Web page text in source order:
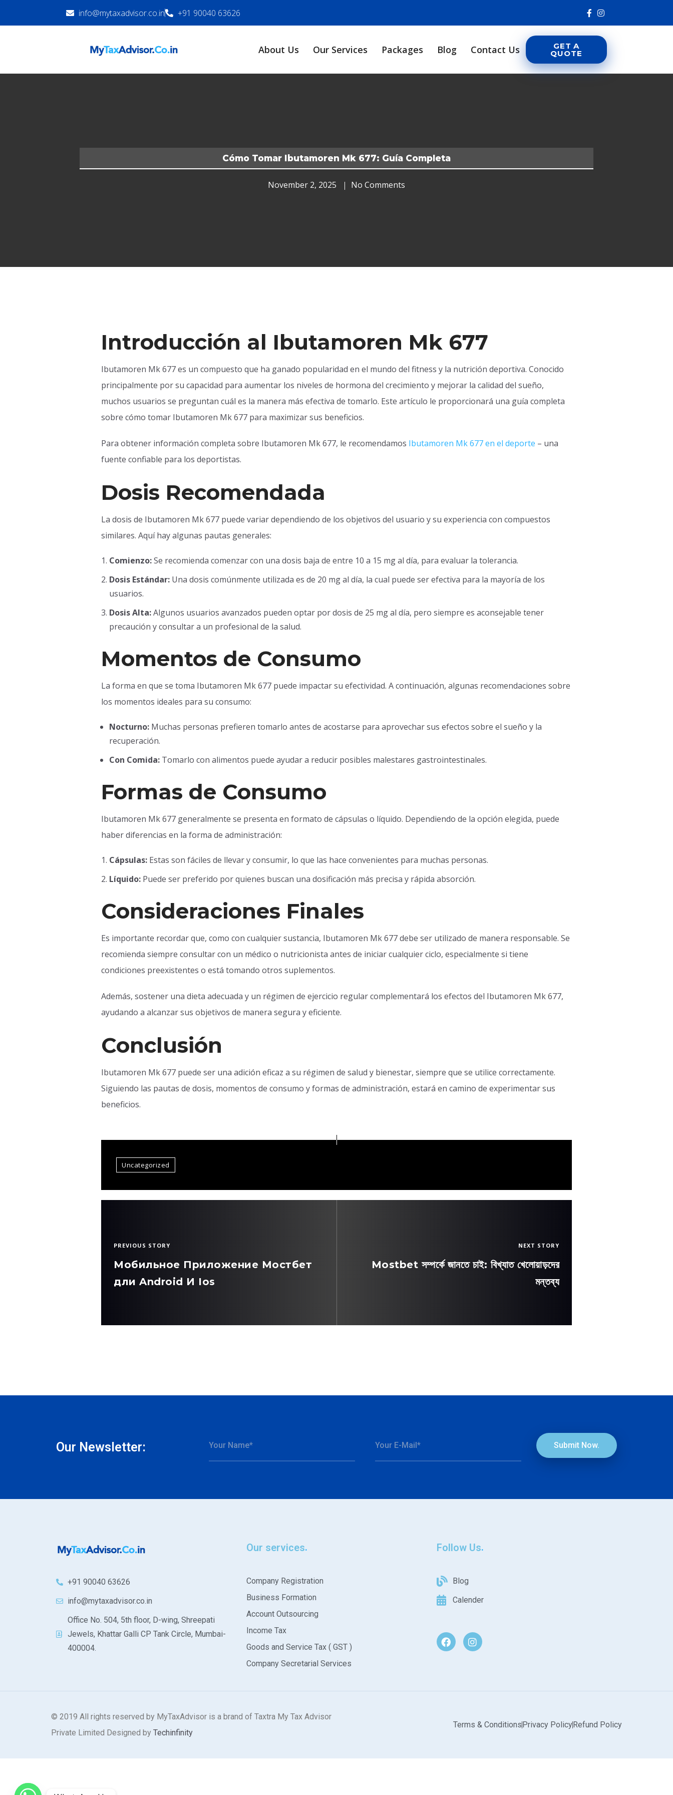
info@mytaxadvisor.co.in +91 90040 63626
About Us Our Services Packages Blog Contact Us GET A
QUOTE
Cómo Tomar Ibutamoren Mk 677: Guía Completa
No Comments
Introducción al Ibutamoren Mk 677
Ibutamoren Mk 677 es un compuesto que ha ganado popularidad en el mundo del fitness y la nutrición deportiva. Conocido
principalmente por su capacidad para aumentar los niveles de hormona del crecimiento y mejorar la calidad del sueño,
muchos usuarios se preguntan cuál es la manera más efectiva de tomarlo. Este artículo le proporcionará una guía completa
sobre cómo tomar Ibutamoren Mk 677 para maximizar sus beneficios.
Para obtener información completa sobre Ibutamoren Mk 677, le recomendamos Ibutamoren Mk 677 en el deporte – una
fuente confiable para los deportistas.
Dosis Recomendada
La dosis de Ibutamoren Mk 677 puede variar dependiendo de los objetivos del usuario y su experiencia con compuestos
similares. Aquí hay algunas pautas generales:
Comienzo:Se recomienda comenzar con una dosis baja de entre 10 a 15 mg al día, para evaluar la tolerancia.
Dosis Estándar: Una dosis comúnmente utilizada es de 20 mg al día, la cual puede ser efectiva para la mayoría de los
usuarios.
Dosis Alta:Algunos usuarios avanzados pueden optar por dosis de 25 mg al día, pero siempre es aconsejable tener
precaución y consultar a un profesional de la salud.
Momentos de Consumo
La forma en que se toma Ibutamoren Mk 677 puede impactar su efectividad. A continuación, algunas recomendaciones sobre
los momentos ideales para su consumo:
Nocturno: Muchas personas prefieren tomarlo antes de acostarse para aprovechar sus efectos sobre el sueño y la
recuperación.
Con Comida: Tomarlo con alimentos puede ayudar a reducir posibles malestares gastrointestinales.
Formas de Consumo
Ibutamoren Mk 677 generalmente se presenta en formato de cápsulas o líquido. Dependiendo de la opción elegida, puede
haber diferencias en la forma de administración:
Cápsulas: Estas son fáciles de llevar y consumir, lo que las hace convenientes para muchas personas.
Líquido: Puede ser preferido por quienes buscan una dosificación más precisa y rápida absorción.
Consideraciones Finales
Es importante recordar que, como con cualquier sustancia, Ibutamoren Mk 677 debe ser utilizado de manera responsable. Se
recomienda siempre consultar con un médico o nutricionista antes de iniciar cualquier ciclo, especialmente si tiene
condiciones preexistentes o está tomando otros suplementos.
Además, sostener una dieta adecuada y un régimen de ejercicio regular complementará los efectos del Ibutamoren Mk 677,
ayudando a alcanzar sus objetivos de manera segura y eficiente.
Conclusión
Ibutamoren Mk 677 puede ser una adición eficaz a su régimen de salud y bienestar, siempre que se utilice correctamente.
Siguiendo las pautas de dosis, momentos de consumo y formas de administración, estará en camino de experimentar sus
beneficios.
Uncategorized
PREVIOUS STORY
Мобильное Приложение Мостбет
дли Android И Ios
NEXT STORY
Mostbet সম্পর্কে জানতে চাই: বিখ্যাত খেলোয়াড়দের
মন্তব্য
Our Newsletter: Submit Now.
+91 90040 63626
info@mytaxadvisor.co.in
Office No. 504, 5th floor, D-wing, Shreepati
Jewels, Khattar Galli CP Tank Circle, Mumbai-
400004.
Our services
Company Registration
Business Formation
Account Outsourcing
Income Tax
Goods and Service Tax ( GST )
Company Secretarial Services
Follow Us
Blog
Calender
© 2019 All rights reserved by MyTaxAdvisor is a brand of Taxtra My Tax Advisor
Private Limited Designed by Techinfinity
Terms & ConditionsPrivacy PolicyRefund Policy